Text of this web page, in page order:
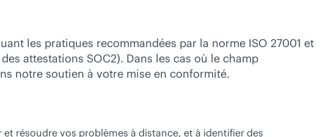
les pratiques recommandées par la norme ISO 27001 et
attestations SOC2). Dans les cas où le champ
notre soutien à votre mise en conformité.
résoudre vos problèmes à distance, et à identifier des